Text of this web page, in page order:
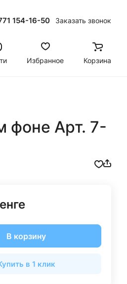
154-16-50 Заказать звонок
Избранное Корзина
фоне Арт. 7-
В корзину
в 1 клик